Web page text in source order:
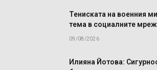
Тениската на военния
тема в социалните
09/08/2026
Илияна Йотова: